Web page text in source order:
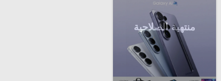
منتهية الصلاحية